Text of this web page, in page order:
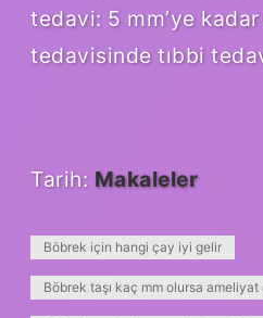
tedavi: 5 mm’ye
tedavisinde tıbbi
Tarih: Makaleler
Böbrek için hangi çay iyi gelir
Böbrek taşı kaç mm olursa ameliyat